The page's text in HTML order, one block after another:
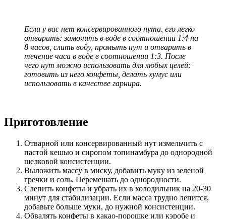
Если у вас нет консервированного нута, его легко
отварить: замочить в воде в соотношении 1:4 на
8 часов, слить воду, промыть нут и отварить в
течение часа в воде в соотношении 1:3. После
чего нут можно использовать для любых целей:
готовить из него конфеты, делать хумус или
использовать в качестве гарнира.
Приготовление
Отварной или консервированный нут измельчить с
пастой кешью и сиропом топинамбура до однородной
шелковой консистенции.
Выложить массу в миску, добавить муку из зеленой
гречки и соль. Перемешать до однородности.
Слепить конфеты и убрать их в холодильник на 20-30
минут для стабилизации. Если масса трудно лепится,
добавьте больше муки, до нужной консистенции.
Обвалять конфеты в какао-порошке или кэробе и